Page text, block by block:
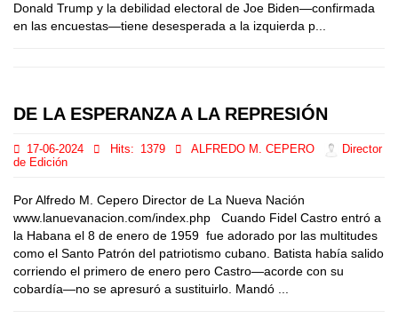
Donald Trump y la debilidad electoral de Joe Biden—confirmada
en las encuestas—tiene desesperada a la izquierda p...
DE LA ESPERANZA A LA REPRESIÓN
17-06-2024 Hits: 1379 ALFREDO M. CEPERO
Director
de Edición
Por Alfredo M. Cepero Director de La Nueva Nación
www.lanuevanacion.com/index.php Cuando Fidel Castro entró a
la Habana el 8 de enero de 1959 fue adorado por las multitudes
como el Santo Patrón del patriotismo cubano. Batista había salido
corriendo el primero de enero pero Castro—acorde con su
cobardía—no se apresuró a sustituirlo. Mandó ...